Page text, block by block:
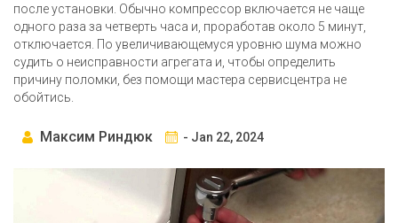
после установки. Обычно компрессор включается не чаще
одного раза за четверть часа и, проработав около 5 минут,
отключается. По увеличивающемуся уровню шума можно
судить о неисправности агрегата и, чтобы определить
причину поломки, без помощи мастера сервисцентра не
обойтись.
Максим Риндюк - Jan 22, 2024